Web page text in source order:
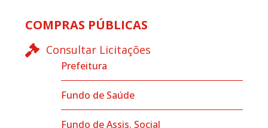
COMPRAS PÚBLICAS
Consultar Licitações
Prefeitura
Fundo de Saúde
Fundo de Assis. Social